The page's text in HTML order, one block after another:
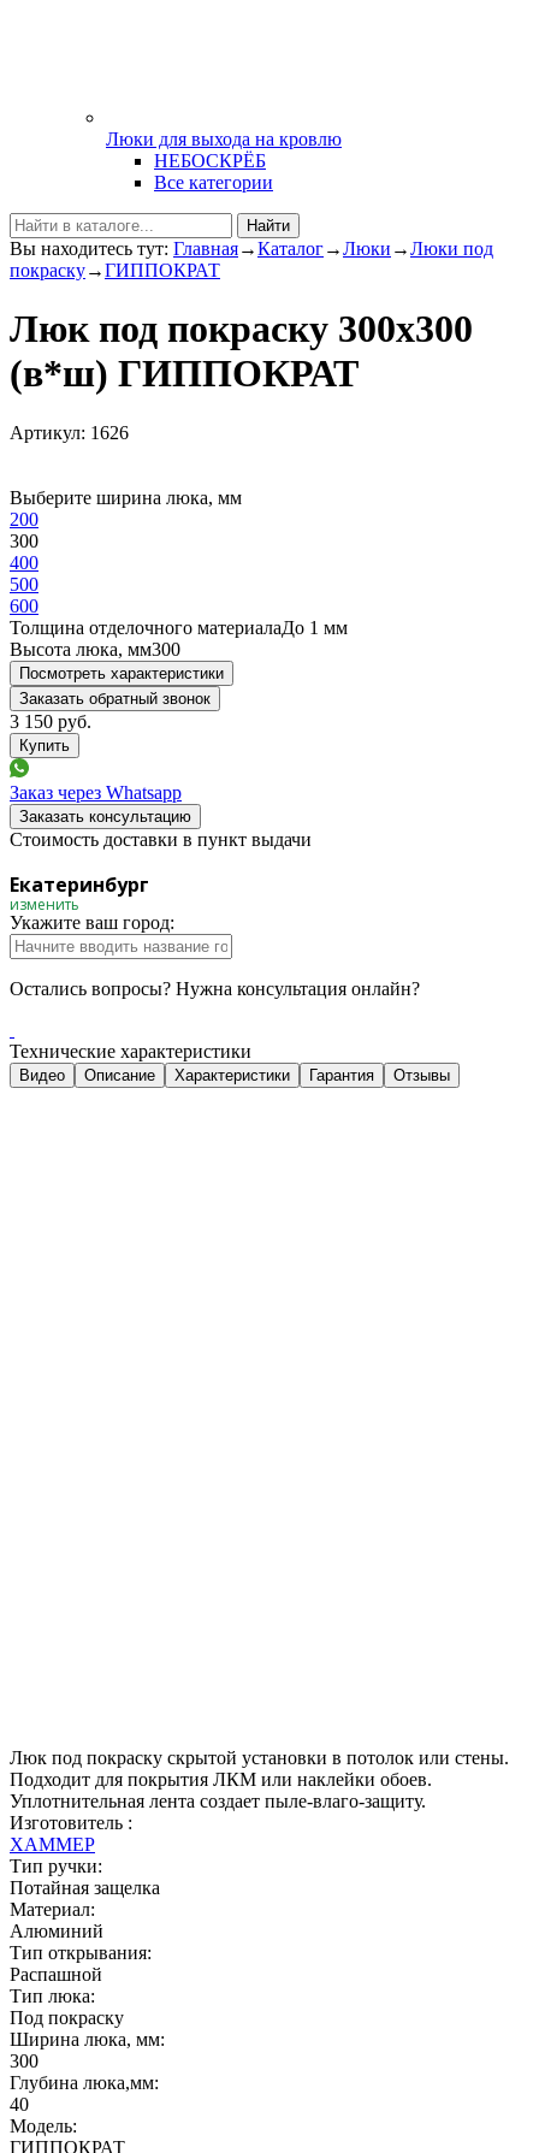
Люки для выхода на кровлю
НЕБОСКРЁБ
Все категории
Найти
Вы находитесь тут: Главная→Каталог→Люки →Люки под
покраску→ГИППОКРАТ
Люк под покраску 300х300
(в*ш) ГИППОКРАТ
Артикул: 1626
Выберите ширина люка, мм
200
300
400
500
600
Толщина отделочного материалаДо 1 мм
Высота люка, мм300
Посмотреть характеристики
Заказать обратный звонок
3 150 руб.
Заказ через Whatsapp
Заказать консультацию
Стоимость доставки в пункт выдачи
Екатеринбург
изменить
Укажите ваш город:
Остались вопросы? Нужна консультация онлайн?
Технические характеристики
Видео Описание Характеристики Гарантия Отзывы
Люк под покраску скрытой установки в потолок или стены.
Подходит для покрытия ЛКМ или наклейки обоев.
Уплотнительная лента создает пыле-влаго-защиту.
Изготовитель :
ХАММЕР
Тип ручки:
Потайная защелка
Материал:
Алюминий
Тип открывания:
Распашной
Тип люка:
Под покраску
Ширина люка, мм:
300
Глубина люка,мм:
40
Модель:
ГИППОКРАТ